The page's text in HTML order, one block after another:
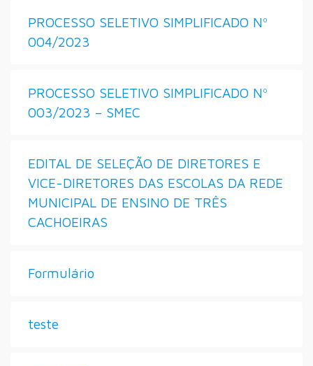
PROCESSO SELETIVO SIMPLIFICADO Nº
004/2023
PROCESSO SELETIVO SIMPLIFICADO Nº
003/2023 – SMEC
EDITAL DE SELEÇÃO DE DIRETORES E
VICE-DIRETORES DAS ESCOLAS DA REDE
MUNICIPAL DE ENSINO DE TRÊS
CACHOEIRAS
Formulário
teste